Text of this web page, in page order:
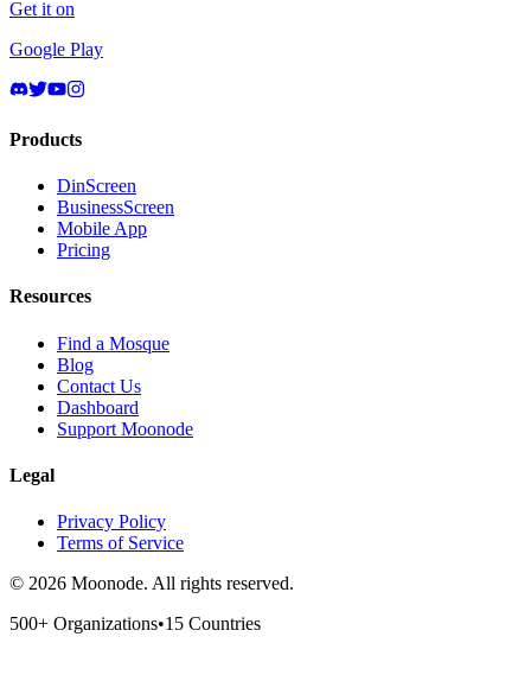
Get it on
Google Play
Products
DinScreen
BusinessScreen
Mobile App
Pricing
Resources
Find a Mosque
Blog
Contact Us
Dashboard
Support Moonode
Legal
Privacy Policy
Terms of Service
© 2026 Moonode. All rights reserved.
500+ Organizations•15 Countries